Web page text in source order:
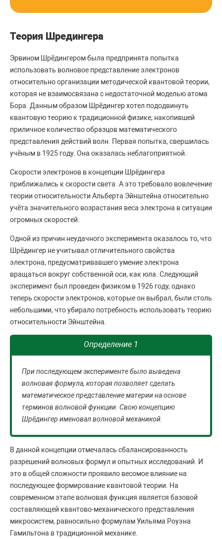
Теория Шредингера
Эрвином Шрёдингером была предпринята попытка
использовать волновое представление электронов
относительно организации методической квантовой теории,
которая не взаимосвязана с недостаточной моделью атома
Бора. Данным образом Шрёдингер хотел пододвинуть
квантовую теорию к традиционной физике, накопившей
приличное количество образцов математического
представления действий волн. Первая попытка, свершилась
учёным в 1925 году. Она оказалась неблагоприятной.
Скорости электронов в концепции Шрёдингера
приближались к скорости света. А это требовало вовлечение
теории относительности Альберта Эйнштейна относительно
учёта значительного возрастания веса электрона в ситуации
огромных скоростей.
Одной из причин неудачного эксперимента оказалось то, что
Шрёдингер не учитывал отличительного свойства
электрона, предусматривавшего умение электрона
вращаться вокруг собственной оси, как юла. Следующий
эксперимент был проведен физиком в 1926 году, однако
теперь скорости электронов, которые он выбрал, были столь
небольшими, что убирало потребность использовать теорию
относительности Эйнштейна.
Определение 1
При последующем эксперименте было выведена
волновая формула, которая позволяет сделать
математическое представление материи на основе
терминов волновой функции. Свою концепцию
Шрёдингер именовал волновой механикой.
В данной концепции отмечалась сбалансированность
разрешений волновых формул и опытных исследований. И
это в общей сложности проявило весомое влияние на
последующее формирование квантовой теории. На
современном этапе волновая функция является базовой
составляющей квантово-механического представления
микросистем, равносильно формулам Уильяма Роуэна
Гамильтона в традиционной механике.